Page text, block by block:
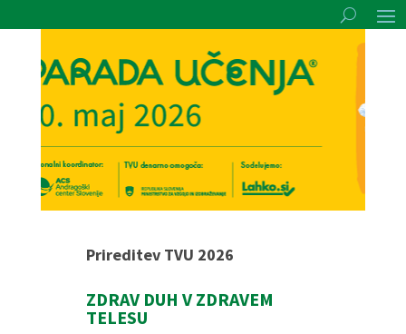
Prireditev TVU 2026
ZDRAV DUH V ZDRAVEM
TELESU